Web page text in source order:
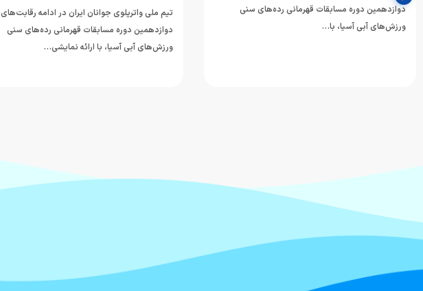
دوازدهمین دوره مسابقات قهرمانی رده‌های سنی
ورزش‌های آبی آسیا، با…
تیم ملی واترپلوی جوانان ایران در ادامه رقابت‌های
دوازدهمین دوره مسابقات قهرمانی رده‌های سنی
ورزش‌های آبی آسیا، با ارائه نمایشی…